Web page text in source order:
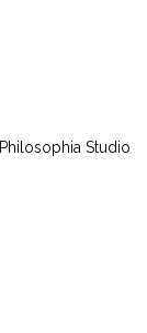
Philosophia Studio